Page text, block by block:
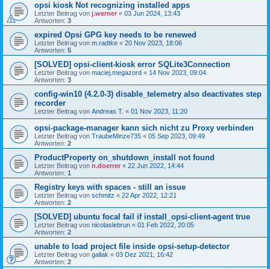
opsi kiosk Not recognizing installed apps
Letzter Beitrag von j.werner « 03 Jun 2024, 13:43
Antworten: 3
expired Opsi GPG key needs to be renewed
Letzter Beitrag von m.radtke « 20 Nov 2023, 18:06
Antworten: 5
[SOLVED] opsi-client-kiosk error SQLite3Connection
Letzter Beitrag von maciej.megazord « 14 Nov 2023, 09:04
Antworten: 3
config-win10 (4.2.0-3) disable_telemetry also deactivates step
recorder
Letzter Beitrag von Andreas T. « 01 Nov 2023, 11:20
opsi-package-manager kann sich nicht zu Proxy verbinden
Letzter Beitrag von TraubeMinze735 « 05 Sep 2023, 09:49
Antworten: 2
ProductProperty on_shutdown_install not found
Letzter Beitrag von n.doerrer « 22 Jun 2022, 14:44
Antworten: 1
Registry keys with spaces - still an issue
Letzter Beitrag von schmitz « 22 Apr 2022, 12:21
Antworten: 2
[SOLVED] ubuntu focal fail if install_opsi-client-agent true
Letzter Beitrag von nicolaslebrun « 01 Feb 2022, 20:05
Antworten: 2
unable to load project file inside opsi-setup-detector
Letzter Beitrag von gallak « 03 Dez 2021, 16:42
Antworten: 2